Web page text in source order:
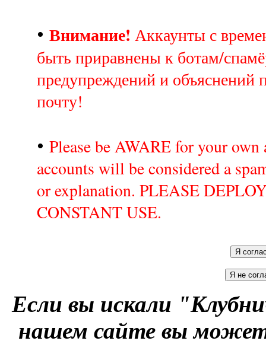
• Внимание! Аккаунты с
быть приравнены к ботам/
предупреждений и объяснений
почту!
• Please be AWARE for your
accounts will be considered a
or explanation. PLEASE
CONSTANT USE.
Если вы искали
нашем сайте вы